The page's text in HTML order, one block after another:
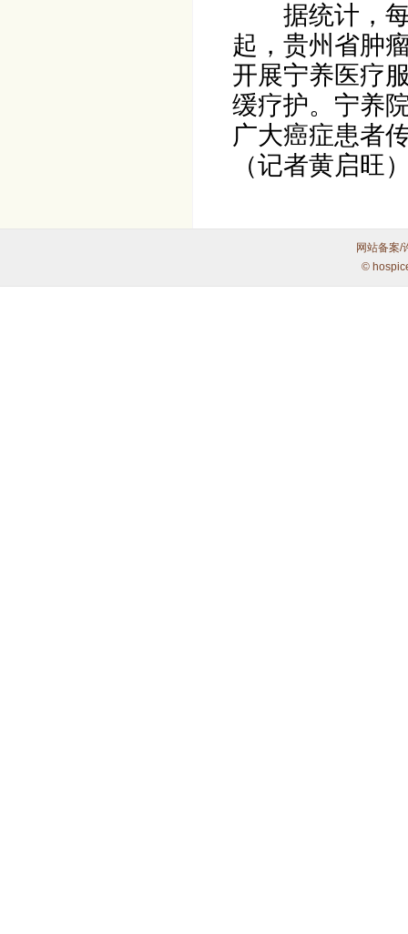
据统计，每
起，贵州省肿
开展宁养医疗
缓疗护。宁养
广大癌症患者
（记者黄启旺
网站备案/
©